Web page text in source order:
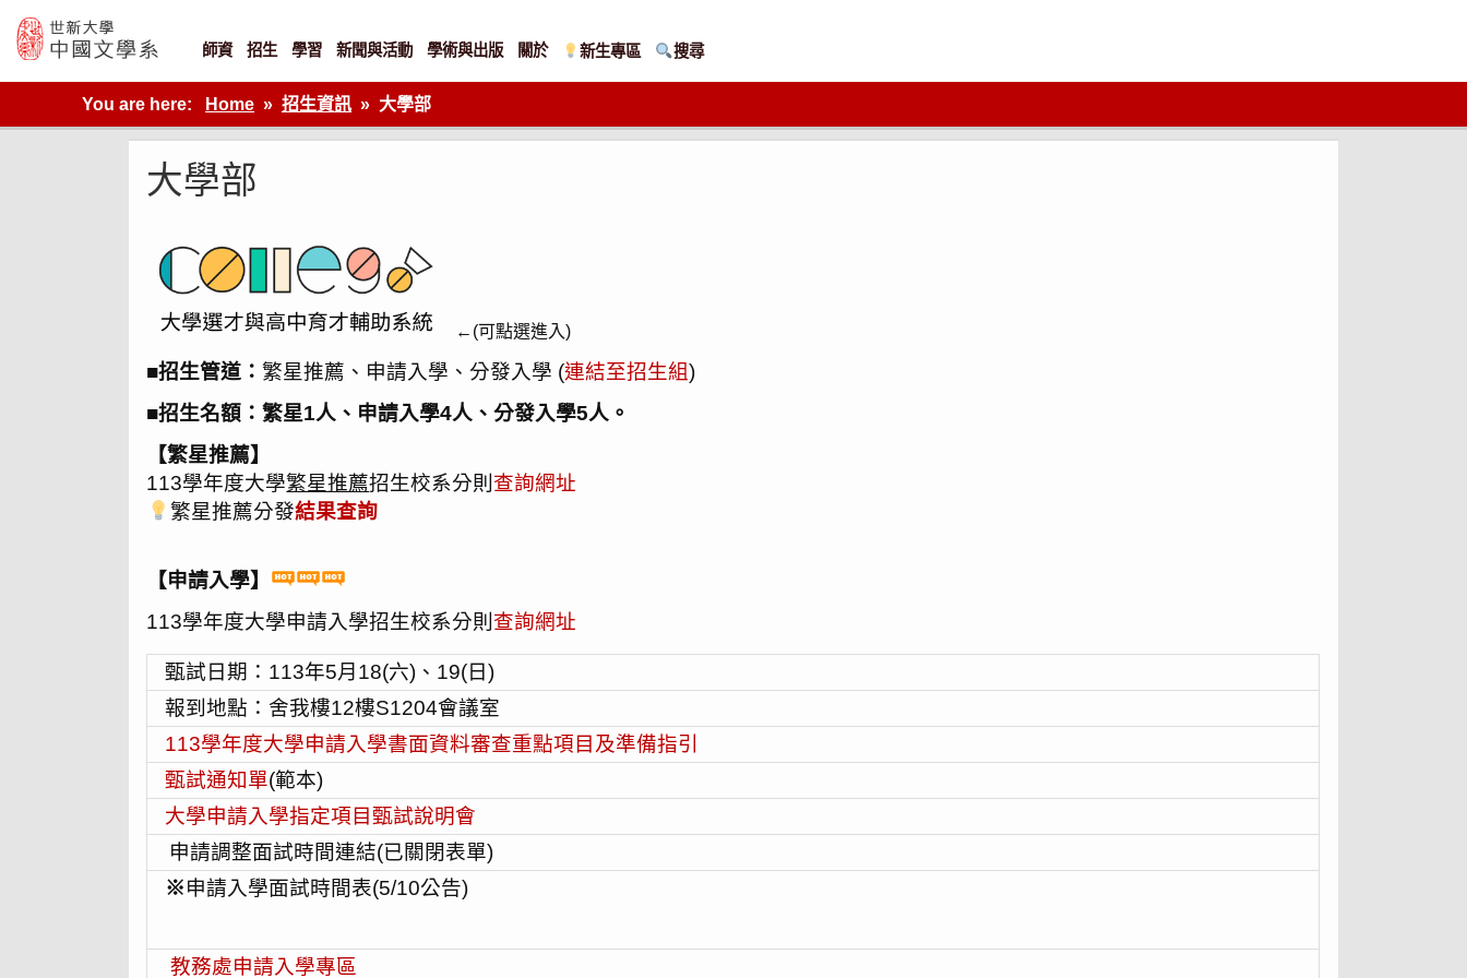
content
世新大學教學單位的網站
師資 招生 學習 新聞與活動 學術與出版 關於 新生專區 搜尋
You are here: Home 招生資訊 大學部
大學部
←(可點選進入)
■招生管道：繁星推薦、申請入學、分發入學 (連結至招生組)
■招生名額：繁星1人、申請入學4人、分發入學5人。
【繁星推薦】
113學年度大學繁星推薦招生校系分則 查詢網址
繁星推薦分發結果查詢
【申請入學】
113學年度大學申請入學招生校系分則 查詢網址
甄試日期：113年5月18(六)、19(日)
報到地點：舍我樓12樓S1204會議室
113學年度大學申請入學書面資料審查重點項目及準備指引
甄試通知單(範本)
大學申請入學指定項目甄試說明會
申請調整面試時間連結(已關閉表單)
※申請入學面試時間表(5/10公告)
教務處申請入學專區